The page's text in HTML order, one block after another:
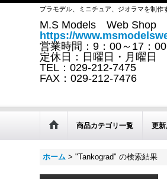
プラモデル、ミニチュア、ジオラマを制
M.S Models Web Shop
https://
営業時間：9：00～17：00
定休日：日曜日・月曜日
TEL：029-212-7475
FAX：029-212-7476
商品カテゴリ一覧 更
ホーム > "Tankograd" の検索結果